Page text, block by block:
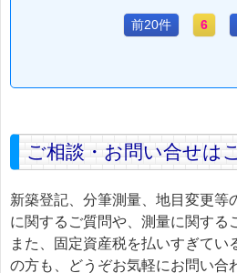
前20件 6
ご相談・お問い合せは
新築登記、分筆測量、地目変更等
に関するご質問や、測量に関する
また、固定資産税を払いすぎてい
の方も、どうぞお気軽にお問い合